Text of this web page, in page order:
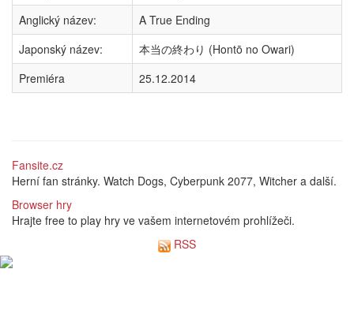
Anglický název:
A True Ending
Japonský název:
本当の終わり (Hontō no Owari)
Premiéra
25.12.2014
Fansite.cz
Herní fan stránky. Watch Dogs, Cyberpunk 2077, Witcher a další.
Browser hry
Hrajte free to play hry ve vašem internetovém prohlížeči.
RSS